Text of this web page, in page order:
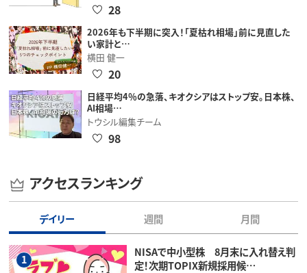
28
2026年も下半期に突入！「夏枯れ相場」前に見直した
い家計と…
横田 健一
20
日経平均4％の急落、キオクシアはストップ安。日本株、
AI相場…
トウシル編集チーム
98
アクセスランキング
デイリー 週間 月間
1
NISAで中小型株 8月末に入れ替え判
定！次期TOPIX新規採用候…